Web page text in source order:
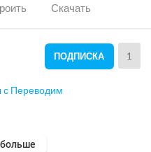
Скачать
ПОДПИСКА 1
Переводим